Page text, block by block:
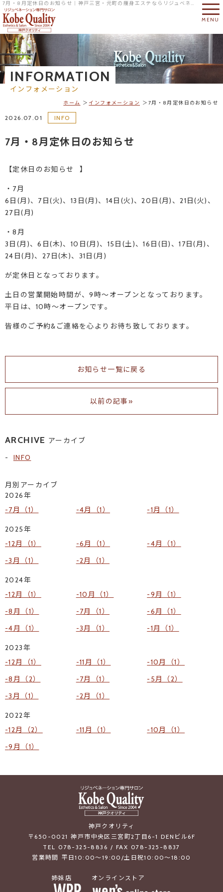
7月・8月定休日のお知らせ｜神戸三宮・元町の痩身エステならリジュベネーション専門サロンの神戸クオリティへ
MENU
INFORMATION
インフォメーション
ホーム インフォメーション 7月・8月定休日のお知らせ
2026.07.01 INFO
7月・8月定休日のお知らせ
【定休日のお知らせ⠀】
・7月
6日(月)、7日(火)、13日(月)、14日(火)、20日(月)、21日(火)、
27日(月)
・8月
3日(月)、6日(木)、10日(月)、15日(土)、16日(日)、17日(月)、
24日(月)、27日(木)、31日(月)
が定休日となっております。
土日の営業開始時間が、9時～オープンとなっております。
平日は、10時～オープンです。
皆様のご予約&ご連絡を心よりお待ち致しております。
お知らせ一覧に戻る
以前の記事»
ARCHIVE アーカイブ
INFO
月別アーカイブ
2026年
7月（1）
4月（1） 1月（1）
2025年
12月（1）
6月（1）
4月（1）
3月（1）
2月（1）
2024年
12月（1）
10月（1）
9月（1）
8月（1）
7月（1）
6月（1）
4月（1）
3月（1） 1月（1）
2023年
12月（1）
11月（1）
10月（1）
8月（2）
7月（1）
5月（2）
3月（1）
2月（1）
2022年
12月（2）
11月（1）
10月（1）
9月（1）
神戸クオリティ
〒650-0021 神戸市中央区三宮町2丁目6-1 DENビル6F
TEL 078-325-8836 / FAX 078-325-8837
営業時間 平日10:00～19:00/土日祝10:00～18:00
姉妹店 オンラインストア